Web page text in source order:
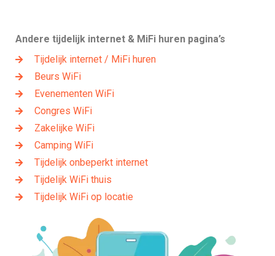
Andere tijdelijk internet & MiFi huren pagina’s
Tijdelijk internet / MiFi huren
Beurs WiFi
Evenementen WiFi
Congres WiFi
Zakelijke WiFi
Camping WiFi
Tijdelijk onbeperkt internet
Tijdelijk WiFi thuis
Tijdelijk WiFi op locatie